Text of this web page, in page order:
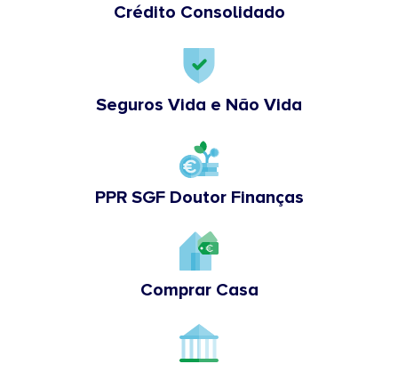
Crédito Consolidado
Seguros Vida e Não Vida
PPR SGF Doutor Finanças
Comprar Casa